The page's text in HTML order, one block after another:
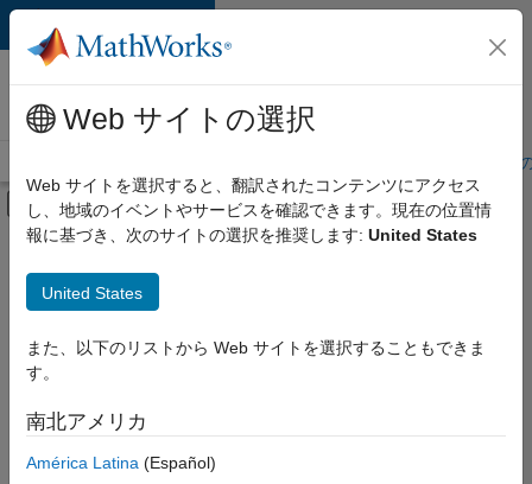
コンテンツへスキップ
MathWorks 採用
情報
学生・キャリア初期
オフキャンバス ナビゲーション メ
メインコンテンツ
絞り込み条件
IT
企業向けセールス
カスタマー サポート
インサイド セールス
Web サイトの選択
Web サイトを選択すると、翻訳されたコンテンツにアクセス
し、地域のイベントやサービスを確認できます。現在の位置情
報に基づき、次のサイトの選択を推奨します: United States
United States
また、以下のリストから Web サイトを選択することもできま
す。
南北アメリカ
América Latina (Español)